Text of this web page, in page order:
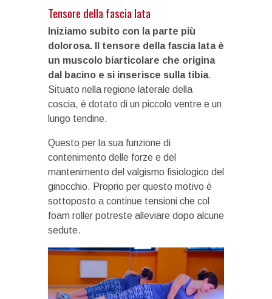
Tensore della fascia lata
Iniziamo subito con la parte più
dolorosa. ll tensore della fascia lata è
un muscolo biarticolare che origina
dal bacino e si inserisce sulla tibia.
Situato nella regione laterale della
coscia, è dotato di un piccolo ventre e un
lungo tendine.
Questo per la sua funzione di
contenimento delle forze e del
mantenimento del valgismo fisiologico del
ginocchio. Proprio per questo motivo è
sottoposto a continue tensioni che col
foam roller potreste alleviare dopo alcune
sedute.